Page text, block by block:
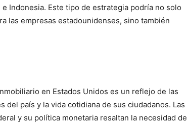
Indonesia. Este tipo de estrategia podría no solo
las empresas estadounidenses, sino también
en Estados Unidos es un reflejo de las
del país y la vida cotidiana de sus ciudadanos. Las
y su política monetaria resaltan la necesidad de